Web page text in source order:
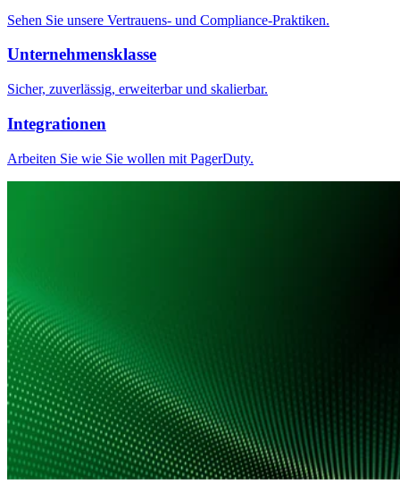
Sehen Sie unsere Vertrauens- und Compliance-Praktiken.
Unternehmensklasse
Sicher, zuverlässig, erweiterbar und skalierbar.
Integrationen
Arbeiten Sie wie Sie wollen mit PagerDuty.